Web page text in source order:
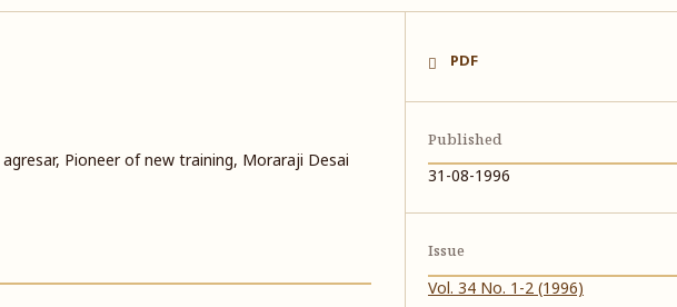
Pioneer of new training, Moraraji Desai
PDF
Published
31-08-1996
Issue
Vol. 34 No. 1-2 (1996)